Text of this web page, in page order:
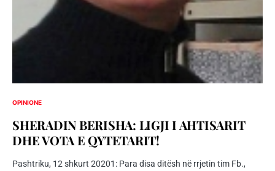
OPINIONE
SHERADIN BERISHA: LIGJI I AHTISARIT
DHE VOTA E QYTETARIT!
Pashtriku, 12 shkurt 20201: Para disa ditësh në rrjetin tim Fb.,